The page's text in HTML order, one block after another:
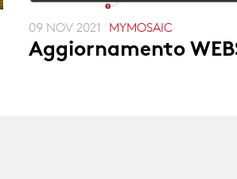
09 NOV 2021 MYMOSAIC
Aggiornamento